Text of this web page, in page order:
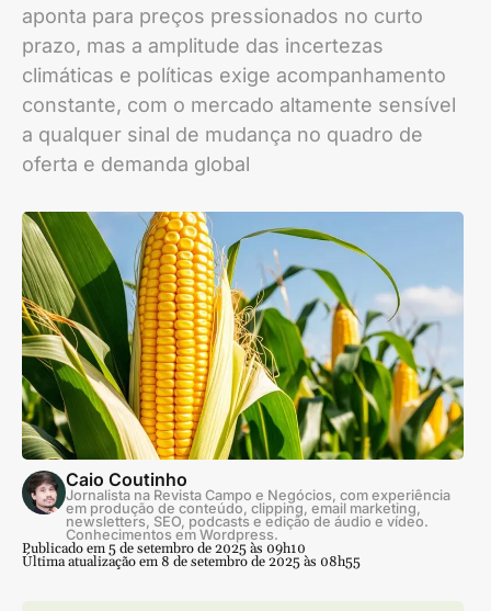
aponta para preços pressionados no curto
prazo, mas a amplitude das incertezas
climáticas e políticas exige acompanhamento
constante, com o mercado altamente sensível
a qualquer sinal de mudança no quadro de
oferta e demanda global
Caio Coutinho
Jornalista na Revista Campo e Negócios, com experiência
em produção de conteúdo, clipping, email marketing,
newsletters, SEO, podcasts e edição de áudio e vídeo.
Conhecimentos em Wordpress.
Publicado em 5 de setembro de 2025 às 09h10
Última atualização em 8 de setembro de 2025 às 08h55